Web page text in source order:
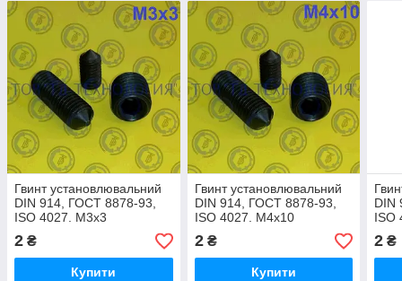
Гвинт установлювальний
DIN 914, ГОСТ 8878-93,
ISO 4027. М3х3
2 ₴
Купити
Гвинт установлювальний
DIN 914, ГОСТ 8878-93,
ISO 4027. М4х10
2₴
Купити
DIN
ISO
2 ₴